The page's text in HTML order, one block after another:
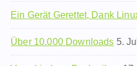
Ein Gerät Gerettet, Dank
Über 10.000 Downloads 5.